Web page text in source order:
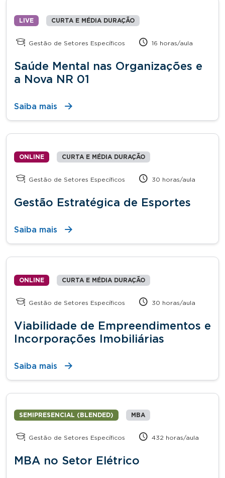
LIVE CURTA E MÉDIA DURAÇÃO
Gestão de Setores Específicos 16 horas/aula
Saúde Mental nas Organizações e
a Nova NR 01
Saiba mais
ONLINE CURTA E MÉDIA DURAÇÃO
Gestão de Setores Específicos 30 horas/aula
Gestão Estratégica de Esportes
Saiba mais
ONLINE CURTA E MÉDIA DURAÇÃO
Gestão de Setores Específicos 30 horas/aula
Viabilidade de Empreendimentos e
Incorporações Imobiliárias
Saiba mais
SEMIPRESENCIAL (BLENDED) MBA
Gestão de Setores Específicos 432 horas/aula
MBA no Setor Elétrico